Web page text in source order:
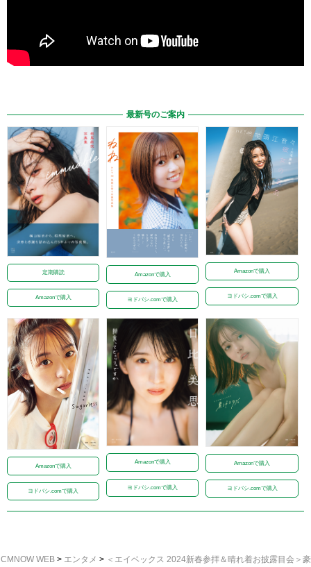
最新号のご案内
定期購読
Amazonで購入
Amazonで購入
ヨドバシ.comで購入
Amazonで購入
ヨドバシ.comで購入
Amazonで購入
ヨドバシ.comで購入
Amazonで購入
ヨドバシ.comで購入
Amazonで購入
ヨドバシ.comで購入
CMNOW WEB> エンタメ > ＜エイベックス 2024新春参拝＆晴れ着お披露目会＞豪